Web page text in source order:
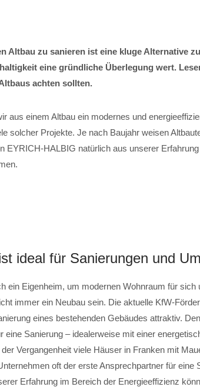
Altbau zu sanieren ist eine kluge Alternative
eine gründliche Überlegung wert.
achten sollten.
aus einem Altbau ein modernes und
solcher Projekte. Je nach Baujahr weisen
EYRICH-HALBIG natürlich aus unserer
ideal für Sanierungen und
ein Eigenheim, um modernen Wohnraum für sich
immer ein Neubau sein. Die aktuelle KfW-
eines bestehenden Gebäudes attraktiv.
eine Sanierung – idealerweise mit einer
Vergangenheit viele Häuser in Franken mit
oft der erste Ansprechpartner für eine
Erfahrung im Bereich der Energieeffizienz